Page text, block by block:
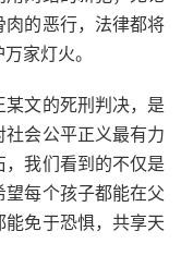
肉的恶行，法律都将
家灯火。
文的死刑判决，是
会公平正义最有力
我们看到的不仅是
每个孩子都能在父
免于恐惧，共享天